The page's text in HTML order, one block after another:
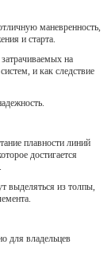
маневренность,
и старта.
на
и как следствие
плавности линий
достигается
.
выделяться из толпы,
для владельцев